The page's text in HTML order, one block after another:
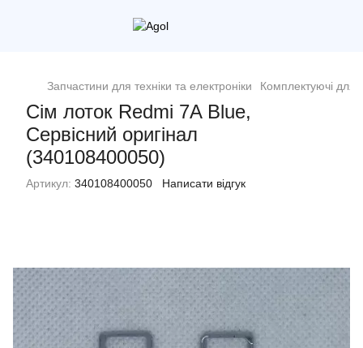
Запчастини для техніки та електроніки Комплектуючі для
Сім лоток Redmi 7A Blue,
Сервісний оригінал
(340108400050)
Артикул: 340108400050 Написати відгук